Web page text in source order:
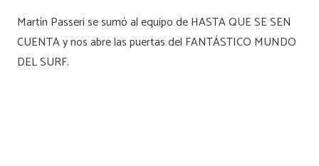
Martín Passeri se sumó al equipo de HASTA QUE SE SEN
CUENTA y nos abre las puertas del FANTÁSTICO MUNDO
DEL SURF.